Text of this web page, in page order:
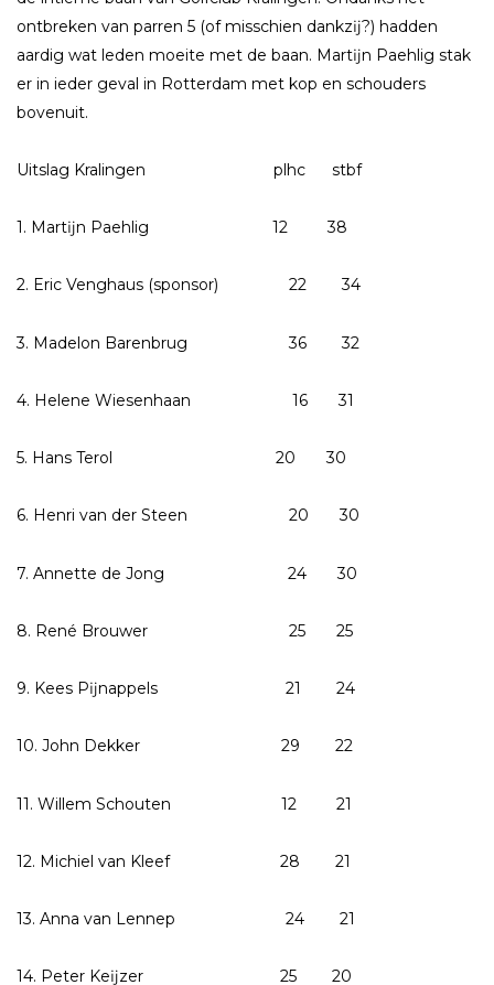
ontbreken van parren 5 (of misschien dankzĳ?) hadden
aardig wat leden moeite met de baan. Martĳn Paehlig stak
er in ieder geval in Rotterdam met kop en schouders
bovenuit.
Uitslag Kralingen plhc stbf
1. Martĳn Paehlig 12 38
2. Eric Venghaus (sponsor) 22 34
3. Madelon Barenbrug 36 32
4. Helene Wiesenhaan 16 31
5. Hans Terol 20 30
6. Henri van der Steen 20 30
7. Annette de Jong 24 30
8. René Brouwer 25 25
9. Kees Pĳnappels 21 24
10. John Dekker 29 22
11. Willem Schouten 12 21
12. Michiel van Kleef 28 21
13. Anna van Lennep 24 21
14. Peter Keĳzer 25 20